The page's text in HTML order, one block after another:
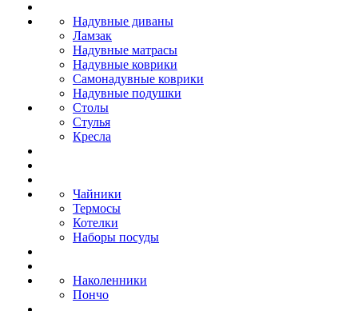
Надувные диваны
Ламзак
Надувные матрасы
Надувные коврики
Самонадувные коврики
Надувные подушки
Столы
Стулья
Кресла
Чайники
Термосы
Котелки
Наборы посуды
Наколенники
Пончо